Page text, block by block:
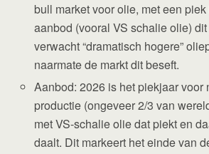
bull market voor olie, met een
aanbod (vooral VS schalie olie)
verwacht “dramatisch hogere”
naarmate de markt dit beseft.
Aanbod: 2026 is het piekjaar voor
productie (ongeveer 2/3 van
met VS-schalie olie dat piekt en
daalt. Dit markeert het einde van